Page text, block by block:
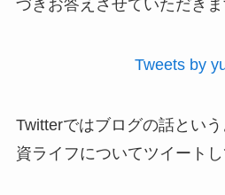
づきお答えさせていただきま
Tweets by
Twitterではブログの話とい
資ライフについてツイートし